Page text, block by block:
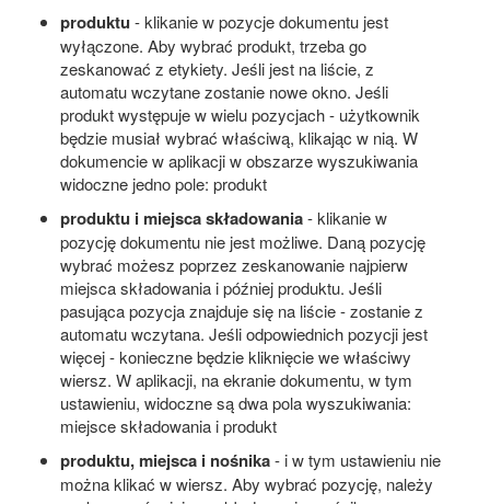
produktu - klikanie w pozycje dokumentu jest
wyłączone. Aby wybrać produkt, trzeba go
zeskanować z etykiety. Jeśli jest na liście, z
automatu wczytane zostanie nowe okno. Jeśli
produkt występuje w wielu pozycjach - użytkownik
będzie musiał wybrać właściwą, klikając w nią. W
dokumencie w aplikacji w obszarze wyszukiwania
widoczne jedno pole: produkt
produktu i miejsca składowania- klikanie w
pozycję dokumentu nie jest możliwe. Daną pozycję
wybrać możesz poprzez zeskanowanie najpierw
miejsca składowania i później produktu. Jeśli
pasująca pozycja znajduje się na liście - zostanie z
automatu wczytana. Jeśli odpowiednich pozycji jest
więcej - konieczne będzie kliknięcie we właściwy
wiersz. W aplikacji, na ekranie dokumentu, w tym
ustawieniu, widoczne są dwa pola wyszukiwania:
miejsce składowania i produkt
produktu, miejsca i nośnika- i w tym ustawieniu nie
można klikać w wiersz. Aby wybrać pozycję, należy